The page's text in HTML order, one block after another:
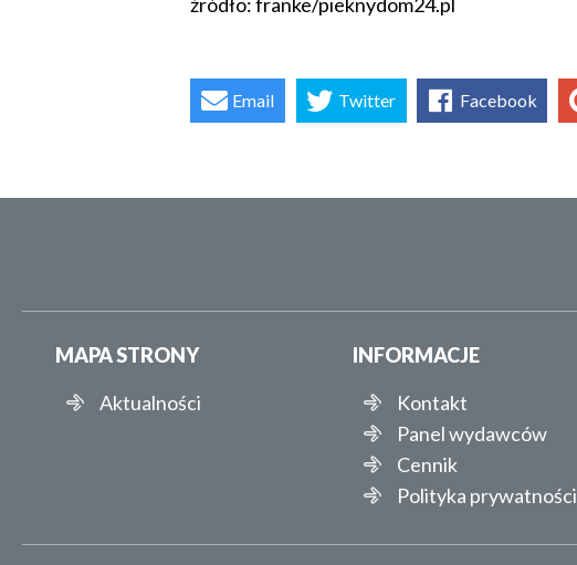
Email Twitter Facebook
MAPA STRONY
Aktualności
INFORMACJE
Kontakt
Panel wydawców
Cennik
Polityka prywatności